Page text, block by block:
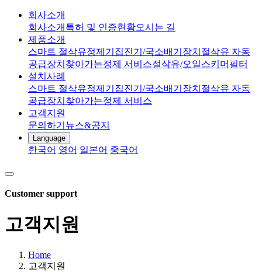
회사소개
회사소개 특허 및 인증현황오시는 길
제품소개
스마트 절삭유정제기 집진기/국소배기장치 절삭유 자동
공급장치 찾아가는정제 서비스절삭유/오일스키머 필터
설치사례
스마트 절삭유정제기 집진기/국소배기장치 절삭유 자동
공급장치 찾아가는정제 서비스
고객지원
문의하기 뉴스&공지
Language
한국어 영어 일본어 중국어
Customer support
고객지원
Home
고객지원